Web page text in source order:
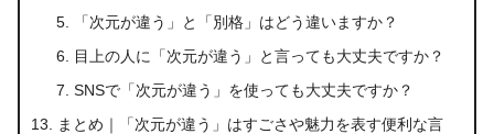
「次元が違う」と「別格」はどう違いますか？
目上の人に「次元が違う」と言っても大丈夫ですか？
SNSで「次元が違う」を使っても大丈夫ですか？
まとめ｜「次元が違う」はすごさや魅力を表す便利な言